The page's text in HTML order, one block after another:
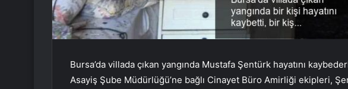
Bursa’da villada çıkan yangında Mustafa Şentürk hayatını
Asayiş Şube Müdürlüğü’ne bağlı Cinayet Büro Amirliği ekipleri,